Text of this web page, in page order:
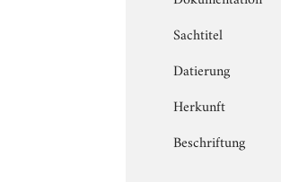
Sachtitel
Datierung
Herkunft
Beschriftung